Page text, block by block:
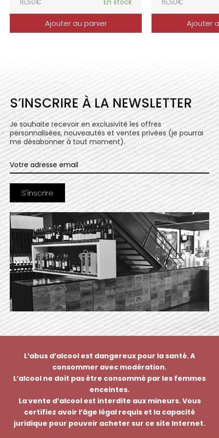
Ajouter au panier Ajouter
S’INSCRIRE À LA NEWSLETTER
Je souhaite recevoir en exclusivité les offres
personnalisées, nouveautés et ventes privées (je pourrai
me désabonner à tout moment).
L’abus d’alcool est dangereux pour la santé. A
consommer avec modération.
L’alcool ne doit pas être consommé par les femmes
enceintes.
La vente d’alcool est interdite aux mineurs. Vous
certifiez avoir l’âge légal requis et la capacité
juridique pour pouvoir acheter sur ce site Internet.